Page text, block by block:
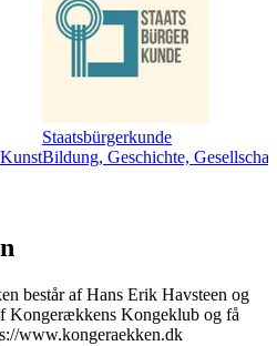
Staatsbürgerkunde
Bildung, Geschichte,
består af Hans Erik Havsteen og
Kongerækkens Kongeklub og få
www.kongeraekken.dk